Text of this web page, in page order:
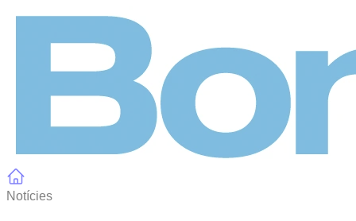
Notícies